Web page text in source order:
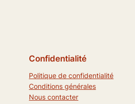
Confidentialité
Politique de confidentialité
Conditions générales
Nous contacter